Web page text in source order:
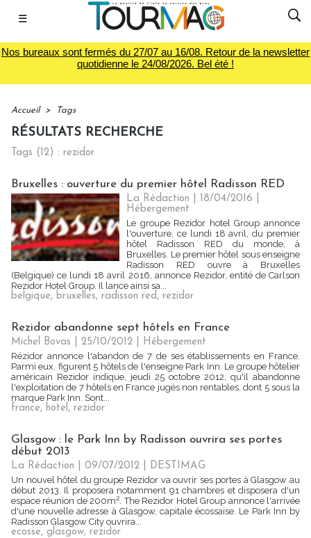
☰
Nos bureaux sont fermés du 27/07 au 16/08. Retour de la newsletter
quotidienne le 24/08/2026. Bel été !
Accueil > Tags
RÉSULTATS RECHERCHE
Tags (12) : rezidor
Bruxelles : ouverture du premier hôtel Radisson RED
La Rédaction | 18/04/2016
Hébergement
Le groupe Rezidor hotel Group annonce
l'ouverture, ce lundi 18 avril, du premier
hôtel Radisson RED du monde, à
Bruxelles. Le premier hôtel sous enseigne
Radisson RED ouvre à Bruxelles
(Belgique) ce lundi 18 avril 2016, annonce Rezidor, entité de Carlson
Rezidor Hotel Group. Il lance ainsi sa...
belgique, bruxelles, radisson red, rezidor
Rezidor abandonne sept hôtels en France
Michel Bovas | 25/10/2012
Hébergement
Rézidor annonce l'abandon de 7 de ses établissements en France.
Parmi eux, figurent 5 hôtels de l'enseigne Park Inn. Le groupe hôtelier
américain Rezidor indique, jeudi 25 octobre 2012, qu'il abandonne
l'exploitation de 7 hôtels en France jugés non rentables, dont 5 sous la
marque Park Inn. Sont...
france, hotel, rezidor
Glasgow : le Park Inn by Radisson ouvrira ses portes
début 2013
La Rédaction | 09/07/2012
DESTIMAG
Un nouvel hôtel du groupe Rezidor va ouvrir ses portes à Glasgow au
début 2013. Il proposera notamment 91 chambres et disposera d'un
espace réunion de 200m². The Rezidor Hotel Group annonce l'arrivée
d'une nouvelle adresse à Glasgow, capitale écossaise. Le Park Inn by
Radisson Glasgow City ouvrira...
ecosse, glasgow, rezidor